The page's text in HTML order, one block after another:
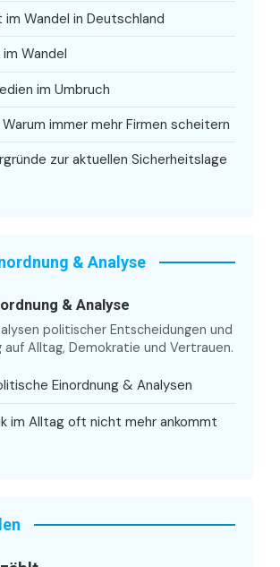
Wandel in Deutschland
Wandel
im Umbruch
immer mehr Firmen scheitern
zur aktuellen Sicherheitslage
& Analyse
& Analyse
politischer Entscheidungen und
auf Alltag, Demokratie und Vertrauen.
Einordnung & Analysen
im Alltag oft nicht mehr ankommt